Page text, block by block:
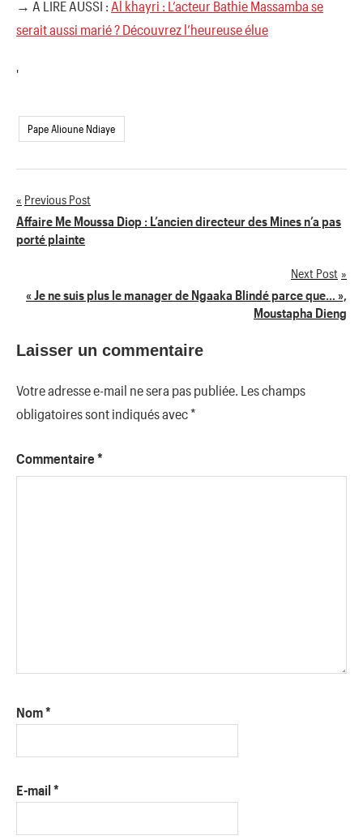
→ A LIRE AUSSI : Al khayri : L’acteur Bathie Massamba se
serait aussi marié ? Découvrez l’heureuse élue
'
Pape Alioune Ndiaye
Navigation
de
Previous Post
Affaire Me Moussa Diop : L’ancien directeur des Mines n’a pas
porté plainte
Next Post
« Je ne suis plus le manager de Ngaaka Blindé parce que… »,
Moustapha Dieng
Laisser un commentaire
Votre adresse e-mail ne sera pas publiée. Les champs
obligatoires sont indiqués avec*
Commentaire *
Nom*
E-mail *